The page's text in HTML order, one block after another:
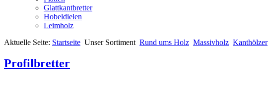
Glattkantbretter
Hobeldielen
Leimholz
Aktuelle Seite: Startseite Unser Sortiment Rund ums Holz Massivholz Kanthölzer
Profilbretter